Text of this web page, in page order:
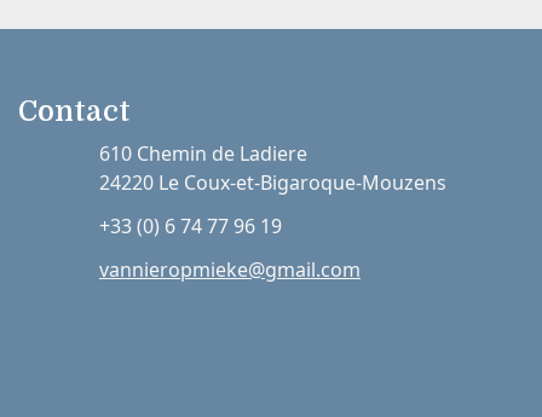
Contact
610 Chemin de Ladiere
24220 Le Coux-et-Bigaroque-Mouzens
+33 (0) 6 74 77 96 19
vannieropmieke@gmail.com